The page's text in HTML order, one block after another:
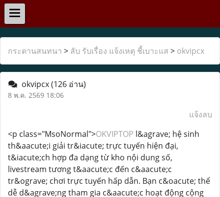
กระดานสนทนา > ลับ รับเรื่อง แจ้งเหตุ ชี้เบาะแส > okvipcx
okvipcx(126 อ่าน)
8 พ.ค. 2569 18:06
แจ้งลบ
<p class="MsoNormal">OKVIPTOP l&agrave; hệ sinh
th&aacute;i giải tr&iacute; trực tuyến hiện đại,
t&iacute;ch hợp đa dạng từ kho nội dung số,
livestream tương t&aacute;c đến c&aacute;c
tr&ograve; chơi trực tuyến hấp dẫn. Bạn c&oacute; thể
dễ d&agrave;ng tham gia c&aacute;c hoạt động cộng